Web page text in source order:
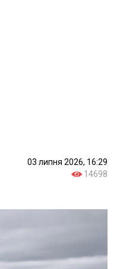
03 липня 2026, 16:29
14698